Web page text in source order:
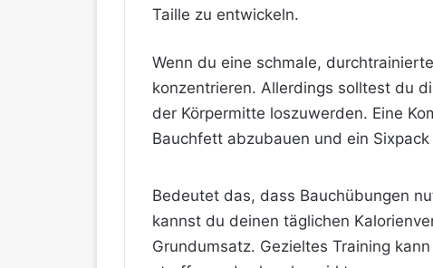
Taille zu entwickeln.
Wenn du eine schmale,
konzentrieren. Allerdings solltest du
der Körpermitte loszuwerden. Eine
Bauchfett abzubauen und ein
Bedeutet das, dass Bauchübungen
kannst du deinen täglichen
Grundumsatz. Gezieltes Training